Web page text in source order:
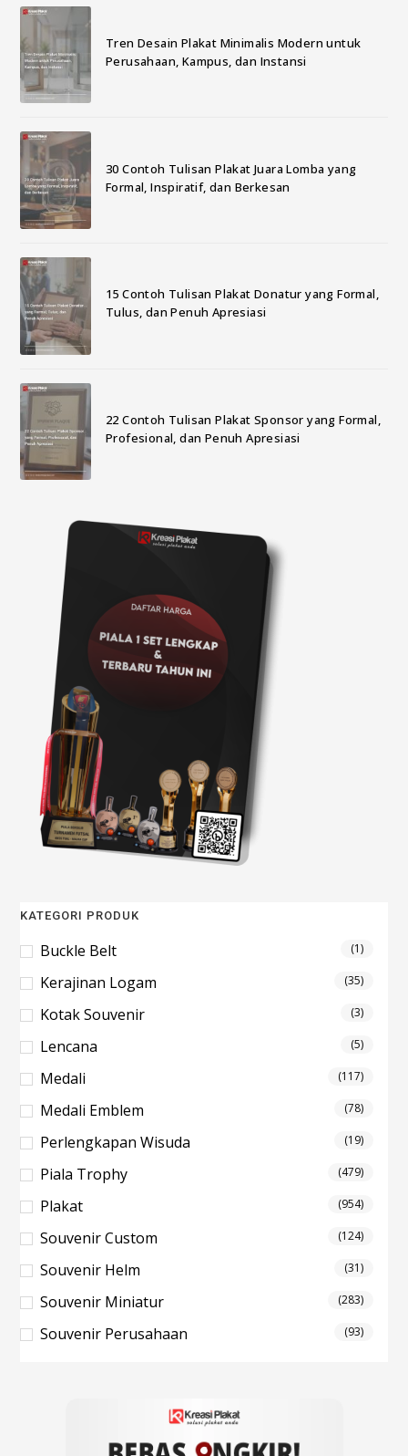
Tren Desain Plakat Minimalis Modern untuk
Perusahaan, Kampus, dan Instansi
30 Contoh Tulisan Plakat Juara Lomba yang
Formal, Inspiratif, dan Berkesan
15 Contoh Tulisan Plakat Donatur yang Formal,
Tulus, dan Penuh Apresiasi
22 Contoh Tulisan Plakat Sponsor yang Formal,
Profesional, dan Penuh Apresiasi
KATEGORI PRODUK
Buckle Belt (1)
Kerajinan Logam (35)
Kotak Souvenir (3)
Lencana (5)
Medali (117)
Medali Emblem (78)
Perlengkapan Wisuda (19)
Piala Trophy (479)
Plakat (954)
Souvenir Custom (124)
Souvenir Helm (31)
Souvenir Miniatur (283)
Souvenir Perusahaan (93)